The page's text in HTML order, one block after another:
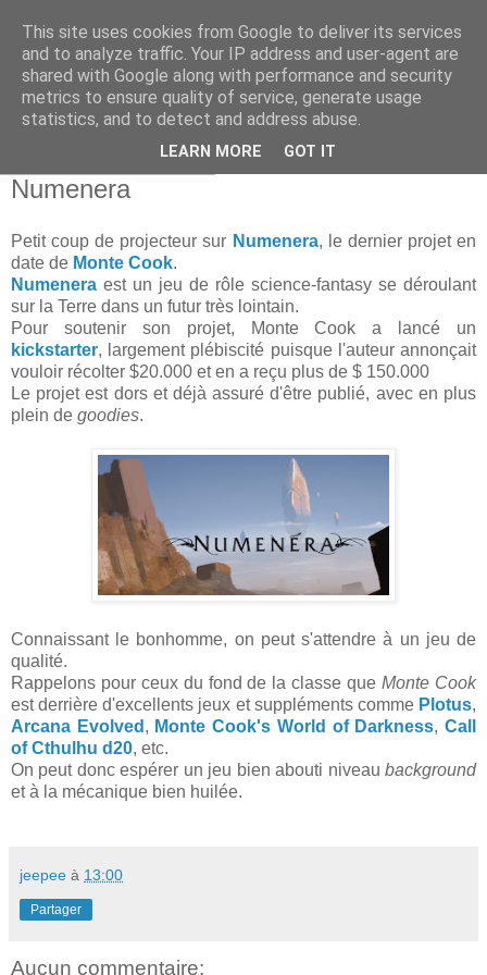
Numenera
Petit coup de projecteur sur Numenera, le dernier projet en
date de Monte Cook.
Numenera est un jeu de rôle science-fantasy se déroulant
sur la Terre dans un futur très lointain.
Pour soutenir son projet, Monte Cook a lancé un
kickstarter, largement plébiscité puisque l'auteur annonçait
vouloir récolter $20.000 et en a reçu plus de $ 150.000
Le projet est dors et déjà assuré d'être publié, avec en plus
plein de goodies.
Connaissant le bonhomme, on peut s'attendre à un jeu de
qualité.
Rappelons pour ceux du fond de la classe queMonte Cook
est derrière d'excellents jeux et suppléments comme Plotus,
Arcana Evolved , Monte Cook's World of Darkness,Call
of Cthulhu d20, etc.
On peut donc espérer un jeu bien abouti niveau background
et à la mécanique bien huilée.
jeepee à 13:00
Partager
Aucun commentaire:
This site uses cookies from Google to deliver its services
and to analyze traffic. Your IP address and user-agent are
shared with Google along with performance and security
metrics to ensure quality of service, generate usage
statistics, and to detect and address abuse.
LEARN MORE GOT IT